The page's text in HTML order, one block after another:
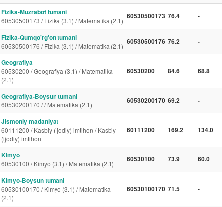
Fizika-Muzrabot tumani
60530500173 / Fizika (3.1) / Matematika (2.1)
60530500173 76.4 -
Fizika-Qumqo'rg'on tumani
60530500176 / Fizika (3.1) / Matematika (2.1)
60530500176 76.2 -
Geografiya
60530200 / Geografiya (3.1) / Matematika
(2.1)
60530200 84.6 68.8
Geografiya-Boysun tumani
60530200170 / / Matematika (2.1)
60530200170 69.2 -
Jismoniy madaniyat
60111200 / Kasbiy (ijodiy) imtihon / Kasbiy
(ijodiy) imtihon
60111200 169.2 134.0
Kimyo
60530100 / Kimyo (3.1) / Matematika (2.1)
60530100 73.9 60.0
Kimyo-Boysun tumani
60530100170 / Kimyo (3.1) / Matematika
(2.1)
60530100170 71.5 -